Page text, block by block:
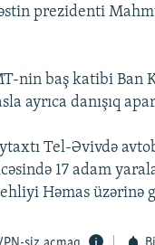
prezidenti
nin baş katibi Ban
ayrıca danışıq
Tel-Əvivdə
17 adam
Həmas üzərinə